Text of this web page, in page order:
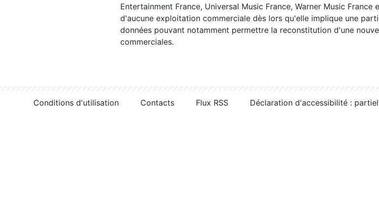
Entertainment France, Universal Music France, Warner Music
d'aucune exploitation commerciale dès lors qu'elle implique une
données pouvant notamment permettre la reconstitution d'une
commerciales.
Conditions d'utilisation Contacts Flux RSS Déclaration d'accessibilité :